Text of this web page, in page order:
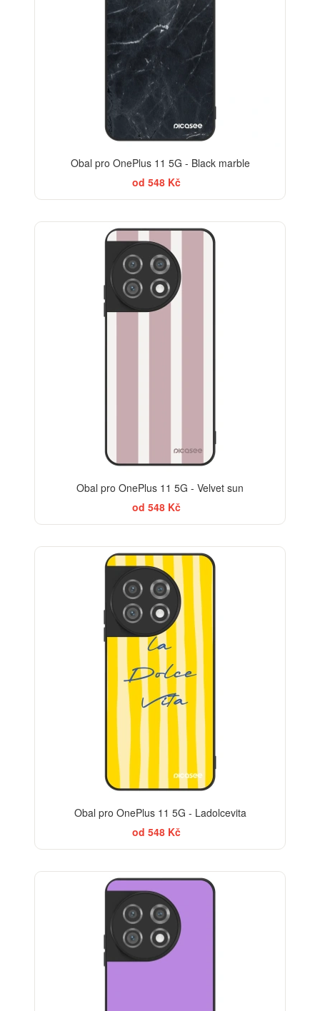
Obal pro OnePlus 11 5G - Black marble
od 548 Kč
Obal pro OnePlus 11 5G - Velvet sun
od 548 Kč
Obal pro OnePlus 11 5G - Ladolcevita
od 548 Kč